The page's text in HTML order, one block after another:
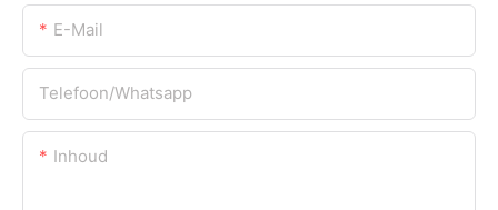
E-Mail
Telefoon/whatsapp
Inhoud